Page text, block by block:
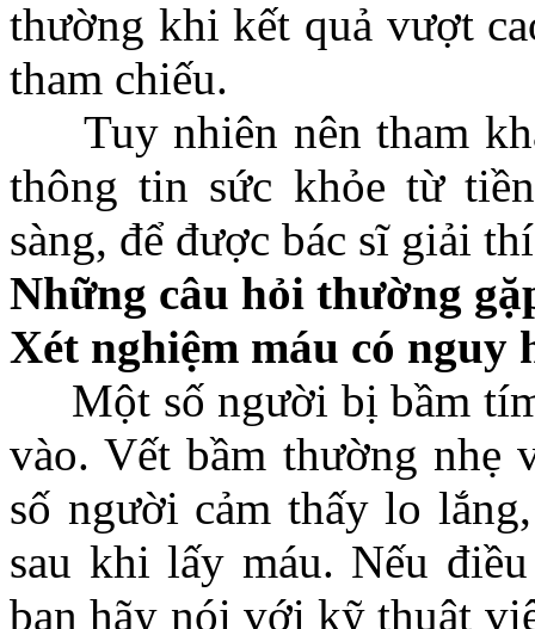
thường khi kết quả vượt
tham chiếu.
Tuy nhiên nên tham
thông tin sức khỏe từ
sàng, để được bác sĩ giải
Những câu hỏi thường
Xét nghiệm máu có nguy
Một số người bị bầm
vào. Vết bầm thường nhẹ
số người cảm thấy lo
sau khi lấy máu. Nếu
bạn hãy nói với kỹ thuật